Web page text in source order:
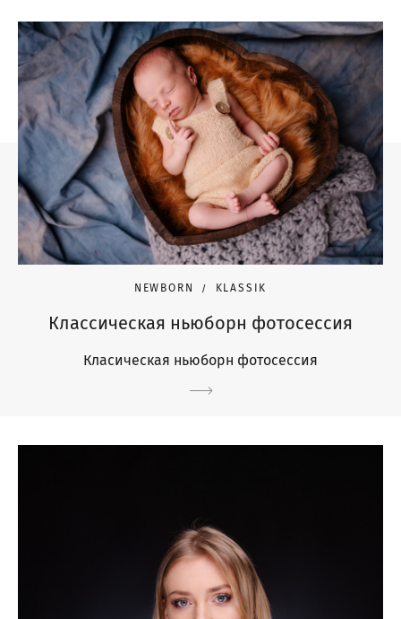
NEWBORN KLASSIK
Классическая ньюборн фотосессия
Класическая ньюборн фотосессия